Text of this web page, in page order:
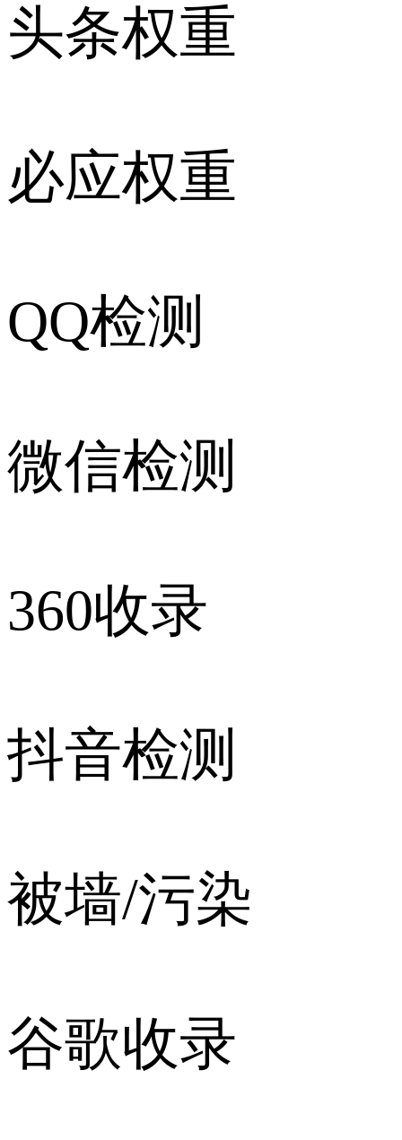
头条权重
必应权重
QQ检测
微信检测
360收录
抖音检测
被墙/污染
谷歌收录